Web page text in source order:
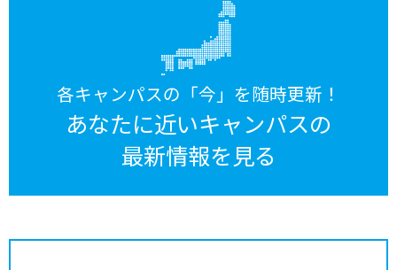
各キャンパスの「今」を随時更新！
あなたに近いキャンパスの
最新情報を見る